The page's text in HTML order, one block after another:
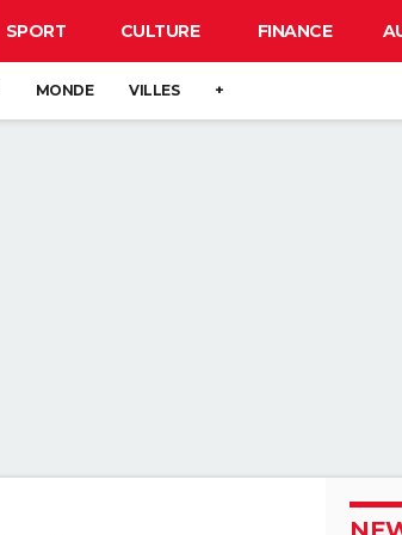
SPORT CULTURE FINANCE
MONDE VILLES +